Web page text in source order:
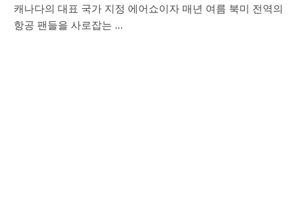
캐나다의 대표 국가 지정 에어쇼이자 매년 여름 북미 전역의
항공 팬들을 사로잡는 …